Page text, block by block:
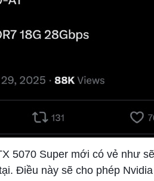
5070 Super mới có vẻ như
Điều này sẽ cho phép